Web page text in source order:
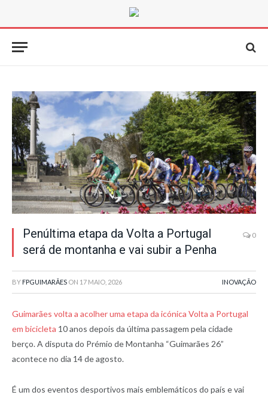
Penúltima etapa da Volta a Portugal
será de montanha e vai subir a Penha
0
BY FPGUIMARÃES ON 17 MAIO, 2026 INOVAÇÃO
Guimarães volta a acolher uma etapa da icónica Volta a Portugal
em bicicleta 10 anos depois da última passagem pela cidade
berço. A disputa do Prémio de Montanha “Guimarães 26”
acontece no dia 14 de agosto.
É um dos eventos desportivos mais emblemáticos do país e vai